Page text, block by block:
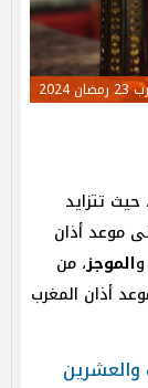
تتزايد
موعد أذان
الموجز، من
أذان المغرب